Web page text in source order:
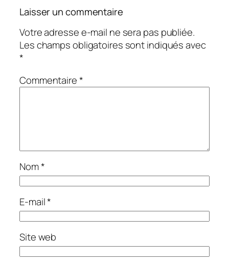
Laisser un commentaire
Votre adresse e-mail ne sera pas publiée.
Les champs obligatoires sont indiqués avec
*
Commentaire*
Nom*
E-mail*
Site web